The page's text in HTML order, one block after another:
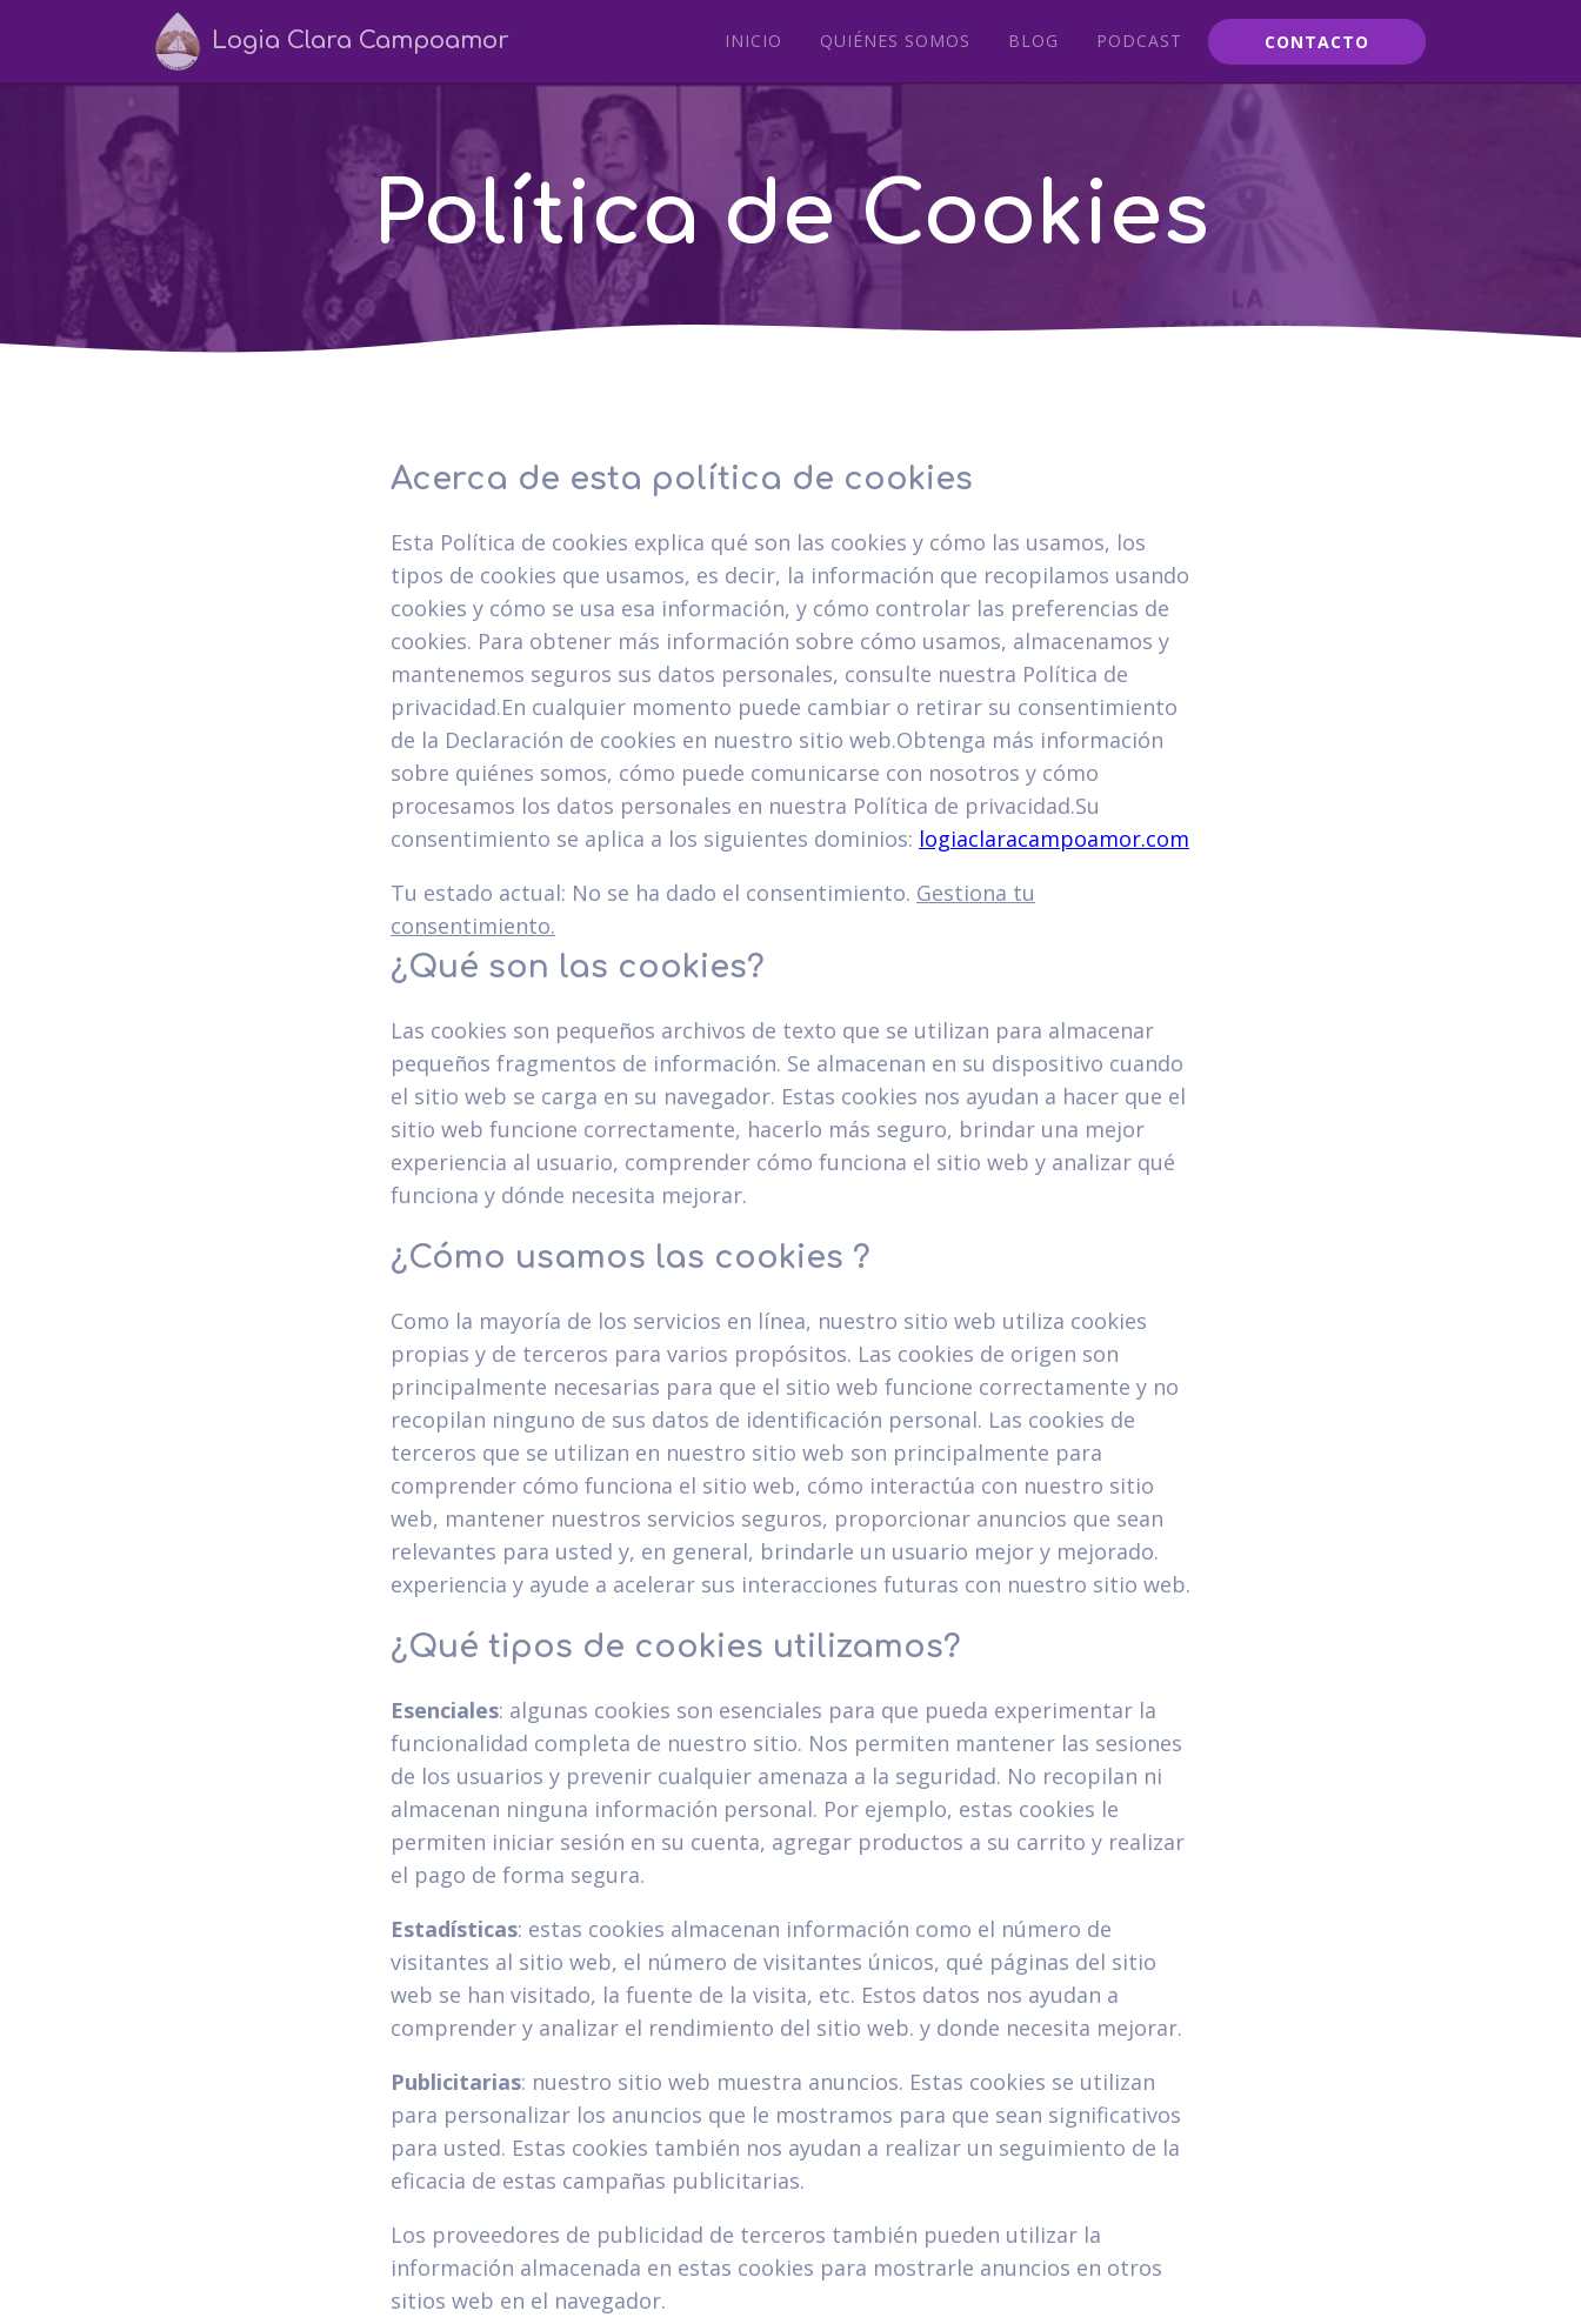
Logia Clara Campoamor INICIO QUIÉNES SOMOS BLOG PODCAST CONTACTO
Política de Cookies
Acerca de esta política de cookies
Esta Política de cookies explica qué son las cookies y cómo las usamos, los
tipos de cookies que usamos, es decir, la información que recopilamos usando
cookies y cómo se usa esa información, y cómo controlar las preferencias de
cookies. Para obtener más información sobre cómo usamos, almacenamos y
mantenemos seguros sus datos personales, consulte nuestra Política de
privacidad.En cualquier momento puede cambiar o retirar su consentimiento
de la Declaración de cookies en nuestro sitio web.Obtenga más información
sobre quiénes somos, cómo puede comunicarse con nosotros y cómo
procesamos los datos personales en nuestra Política de privacidad.Su
consentimiento se aplica a los siguientes dominios: logiaclaracampoamor.com
Tu estado actual: No se ha dado el consentimiento. Gestiona tu
consentimiento.
¿Qué son las cookies?
Las cookies son pequeños archivos de texto que se utilizan para almacenar
pequeños fragmentos de información. Se almacenan en su dispositivo cuando
el sitio web se carga en su navegador. Estas cookies nos ayudan a hacer que el
sitio web funcione correctamente, hacerlo más seguro, brindar una mejor
experiencia al usuario, comprender cómo funciona el sitio web y analizar qué
funciona y dónde necesita mejorar.
¿Cómo usamos las cookies ?
Como la mayoría de los servicios en línea, nuestro sitio web utiliza cookies
propias y de terceros para varios propósitos. Las cookies de origen son
principalmente necesarias para que el sitio web funcione correctamente y no
recopilan ninguno de sus datos de identificación personal. Las cookies de
terceros que se utilizan en nuestro sitio web son principalmente para
comprender cómo funciona el sitio web, cómo interactúa con nuestro sitio
web, mantener nuestros servicios seguros, proporcionar anuncios que sean
relevantes para usted y, en general, brindarle un usuario mejor y mejorado.
experiencia y ayude a acelerar sus interacciones futuras con nuestro sitio web.
¿Qué tipos de cookies utilizamos?
Esenciales: algunas cookies son esenciales para que pueda experimentar la
funcionalidad completa de nuestro sitio. Nos permiten mantener las sesiones
de los usuarios y prevenir cualquier amenaza a la seguridad. No recopilan ni
almacenan ninguna información personal. Por ejemplo, estas cookies le
permiten iniciar sesión en su cuenta, agregar productos a su carrito y realizar
el pago de forma segura.
Estadísticas: estas cookies almacenan información como el número de
visitantes al sitio web, el número de visitantes únicos, qué páginas del sitio
web se han visitado, la fuente de la visita, etc. Estos datos nos ayudan a
comprender y analizar el rendimiento del sitio web. y donde necesita mejorar.
Publicitarias: nuestro sitio web muestra anuncios. Estas cookies se utilizan
para personalizar los anuncios que le mostramos para que sean significativos
para usted. Estas cookies también nos ayudan a realizar un seguimiento de la
eficacia de estas campañas publicitarias.
Los proveedores de publicidad de terceros también pueden utilizar la
información almacenada en estas cookies para mostrarle anuncios en otros
sitios web en el navegador.